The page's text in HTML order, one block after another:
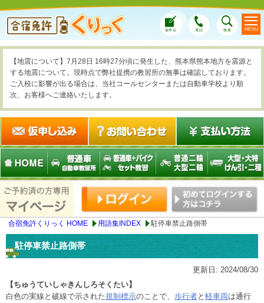
仮申込 電話 検索
【地震について】7月28日 16時27分頃に発生した、熊本県熊本地方を震源と
する地震について。現時点で弊社提携の教習所の無事は確認しております。
ご入校に影響が出る場合は、当社コールセンターまたは自動車学校より順
次、お客様へご連絡いたします。
MENU
合宿免許くりっく HOME 用語集INDEX 駐停車禁止路側帯
駐停車禁止路側帯
更新日: 2024/08/30
【ちゅうていしゃきんしろそくたい】
白色の実線と破線で示された規制標示のことで、 歩行者と 軽車両は通行